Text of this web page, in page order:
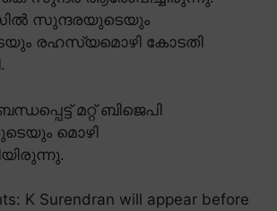
സുന്ദരയുടെയും
രഹസ്യമൊഴി കോടതി
മറ്റ് ബിജെപി
മൊഴി
K Surendran will appear before